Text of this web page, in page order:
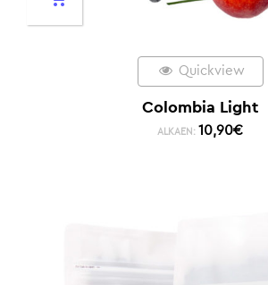
Quickview
Colombia Light
ALKAEN: 10,90€